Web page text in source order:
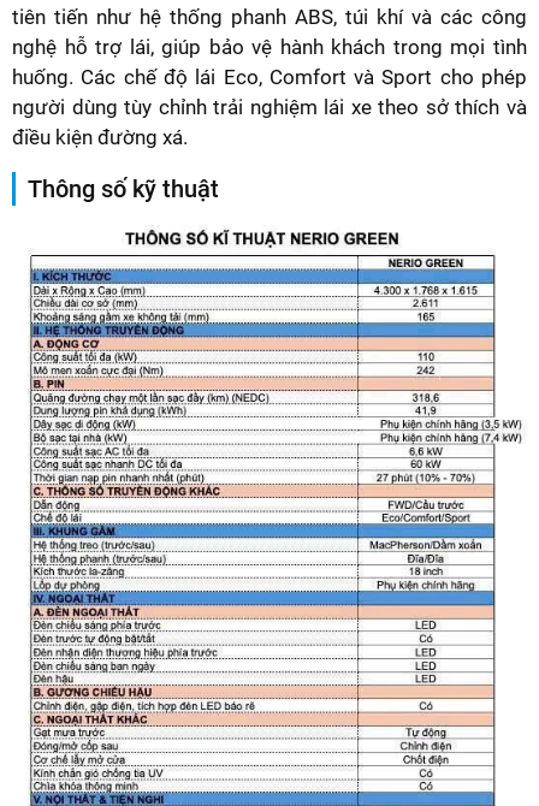
tiên tiến như hệ thống phanh ABS, túi khí và các công
nghệ hỗ trợ lái, giúp bảo vệ hành khách trong mọi tình
huống. Các chế độ lái Eco, Comfort và Sport cho phép
người dùng tùy chỉnh trải nghiệm lái xe theo sở thích và
điều kiện đường xá.
Thông số kỹ thuật